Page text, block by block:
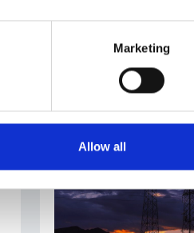
Marketing
Allow all
Overview Economica
Repubblica Ceca